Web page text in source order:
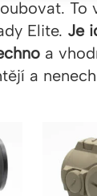
To
Elite. Je
a
a